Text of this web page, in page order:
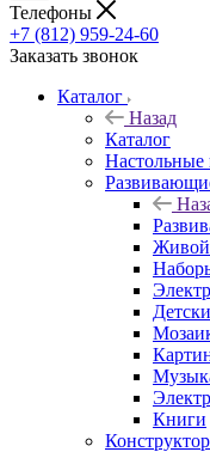
Телефоны
+7 (812) 959-24-60
Заказать звонок
Каталог
Назад
Каталог
Настольные
Живой
Книги